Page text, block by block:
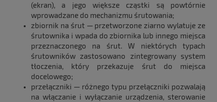
(ekran), a jego większe cząstki są powtórnie
wprowadzane do mechanizmu śrutowania;
zbiornik na śrut — przetworzone ziarno wylatuje ze
śrutownika i wpada do zbiornika lub innego miejsca
przeznaczonego na śrut. W niektórych typach
śrutowników zastosowano zintegrowany system
tłoczenia, który przekazuje śrut do miejsca
docelowego;
przełączniki — różnego typu przełączniki pozwalają
na włączanie i wyłączanie urządzenia, sterowanie